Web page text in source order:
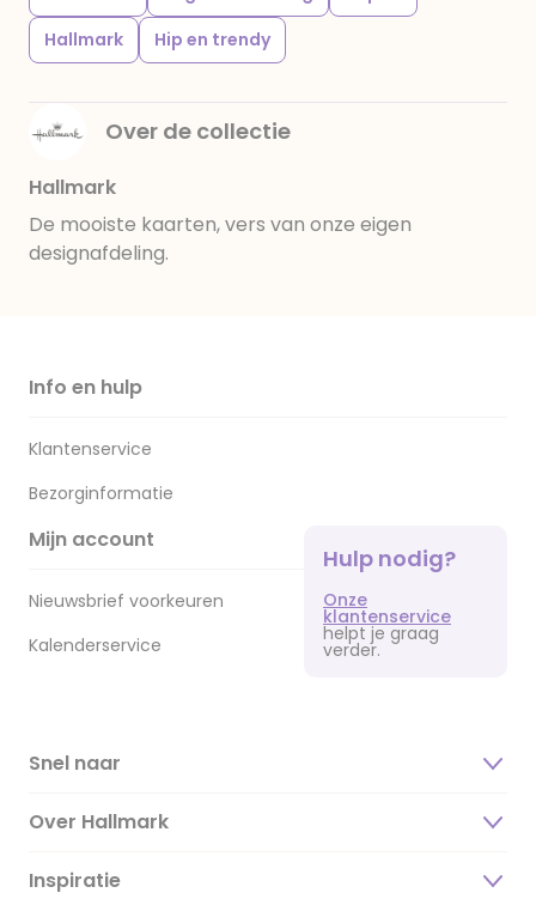
Hallmark
Hip en trendy
Over de collectie
Hallmark
De mooiste kaarten, vers van onze eigen
designafdeling.
Info en hulp
Klantenservice
Bezorginformatie
Mijn account
Nieuwsbrief voorkeuren
Kalenderservice
Hulp nodig?
Onze
klantenservice
helpt je graag
verder.
Snel naar
Over Hallmark
Over ons
Inspiratie